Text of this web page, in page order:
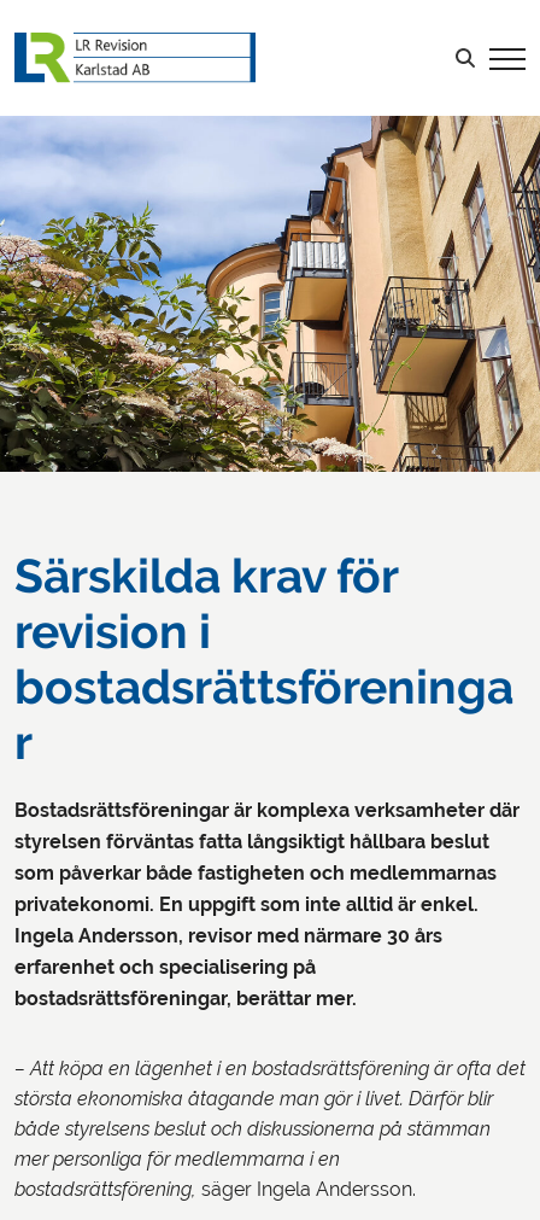
LOGGA IN Sök efter:
Särskilda krav för
revision i
bostadsrättsföreninga
r
Bostadsrättsföreningar är komplexa verksamheter där
styrelsen förväntas fatta långsiktigt hållbara beslut
som påverkar både fastigheten och medlemmarnas
privatekonomi. En uppgift som inte alltid är enkel.
Ingela Andersson, revisor med närmare 30 års
erfarenhet och specialisering på
bostadsrättsföreningar, berättar mer.
– Att köpa en lägenhet i en bostadsrättsförening är ofta det
största ekonomiska åtagande man gör i livet. Därför blir
både styrelsens beslut och diskussionerna på stämman
mer personliga för medlemmarna i en
bostadsrättsförening, säger Ingela Andersson.